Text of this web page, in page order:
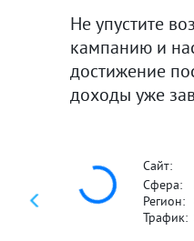
Не упустите
кампанию и
достижение
доходы уже
Сайт:
Сфера:
Регион:
Трафик: